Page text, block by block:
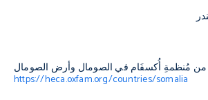
من مُنظمةِ أُكسفَام في الصومال وأرض الصومال
https://heca.oxfam.org/countries/somalia